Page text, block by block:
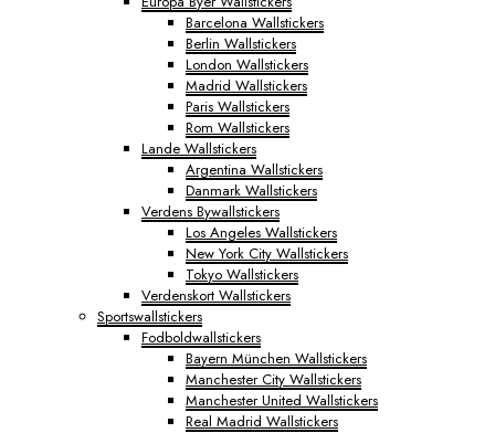
Barcelona Wallstickers
Berlin Wallstickers
London Wallstickers
Madrid Wallstickers
Paris Wallstickers
Rom Wallstickers
Lande Wallstickers
Argentina Wallstickers
Danmark Wallstickers
Verdens Bywallstickers
Los Angeles Wallstickers
New York City Wallstickers
Tokyo Wallstickers
Verdenskort Wallstickers
Sportswallstickers
Fodboldwallstickers
Bayern München Wallstickers
Manchester City Wallstickers
Manchester United Wallstickers
Real Madrid Wallstickers